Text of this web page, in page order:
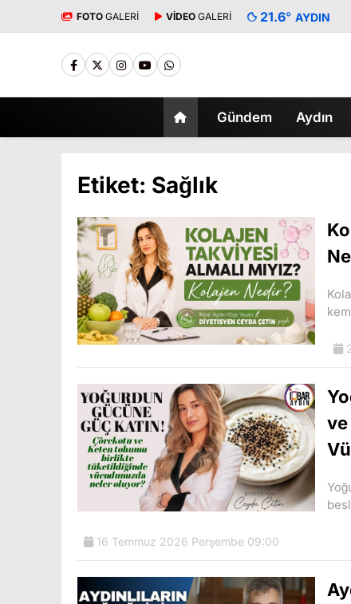
FOTO GALERİ VİDEO GALERİ 21.6° AYDIN
Gündem Aydın
Etiket: Sağlık
16 Temmuz 2026 Perşembe 09:00